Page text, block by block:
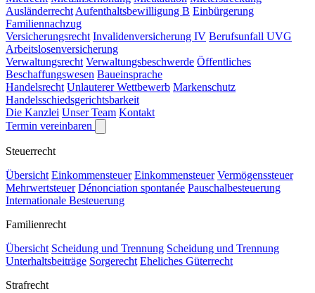
Ausländerrecht Aufenthaltsbewilligung B Einbürgerung
Familiennachzug
Versicherungsrecht Invalidenversicherung IV Berufsunfall UVG
Arbeitslosenversicherung
Verwaltungsrecht Verwaltungsbeschwerde Öffentliches
Beschaffungswesen Baueinsprache
Handelsrecht Unlauterer Wettbewerb Markenschutz
Handelsschiedsgerichtsbarkeit
Die Kanzlei Unser Team Kontakt
Termin vereinbaren
Steuerrecht
Übersicht Einkommensteuer Einkommensteuer Vermögenssteuer
Mehrwertsteuer Dénonciation spontanée Pauschalbesteuerung
Internationale Besteuerung
Familienrecht
Übersicht Scheidung und Trennung Scheidung und Trennung
Unterhaltsbeiträge Sorgerecht Eheliches Güterrecht
Strafrecht